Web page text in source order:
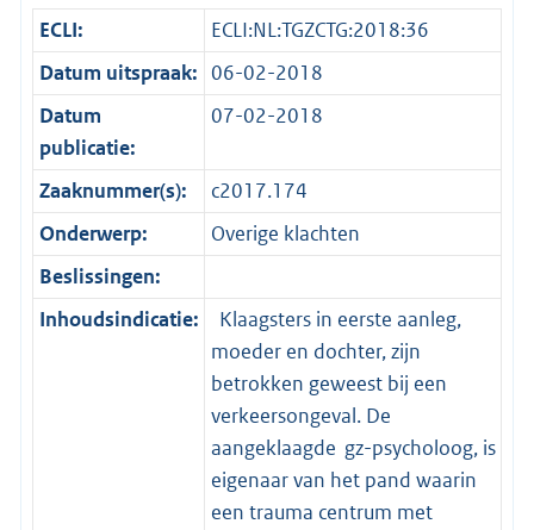
ECLI:
ECLI:NL:TGZCTG:2018:36
Datum uitspraak: 06-02-2018
Datum
publicatie:
07-02-2018
Zaaknummer(s):
c2017.174
Onderwerp:
Overige klachten
Beslissingen:
Inhoudsindicatie:
Klaagsters in eerste aanleg,
moeder en dochter, zijn
betrokken geweest bij een
verkeersongeval. De
aangeklaagde gz-psycholoog, is
eigenaar van het pand waarin
een trauma centrum met